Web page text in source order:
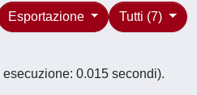
Tutti (7)
Esportazione
0.015 secondi).